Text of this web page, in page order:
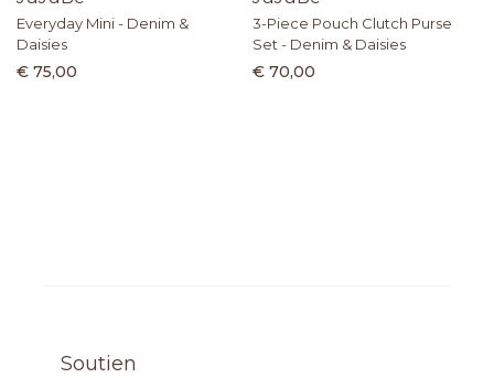
Everyday Mini - Denim &
Daisies
€ 75,00
3-Piece Pouch Clutch Purse
Set - Denim & Daisies
€ 70,00
Soutien